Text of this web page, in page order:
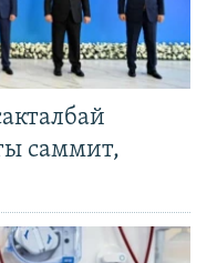
саммит,